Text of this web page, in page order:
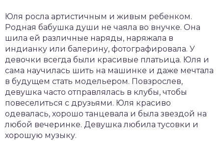
Юля росла артистичным и живым ребенком.
Родная бабушка души не чаяла во внучке. Она
шила ей различные наряды, наряжала в
индианку или балерину, фотографировала. У
девочки всегда были красивые платьица. Юля и
сама научилась шить на машинке и даже мечтала
в будущем стать модельером. Повзрослев,
девушка часто отправлялась в клубы, чтобы
повеселиться с друзьями. Юля красиво
одевалась, хорошо танцевала и была звездой на
любой вечеринке. Девушка любила тусовки и
хорошую музыку.